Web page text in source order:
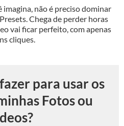
imagina, não é preciso dominar
Chega de perder horas
vai ficar perfeito, com apenas
cliques.
para usar os
Fotos ou